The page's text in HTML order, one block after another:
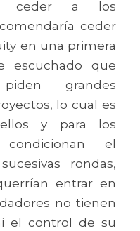
ceder a los
ceder
en una primera
escuchado que
grandes
lo cual es
y para los
el
rondas,
entrar en
no tienen
el control de su